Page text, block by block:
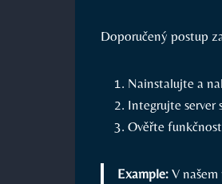
Doporučený postup
Nainstalujte a
Integrujte
Ověřte
Example: V